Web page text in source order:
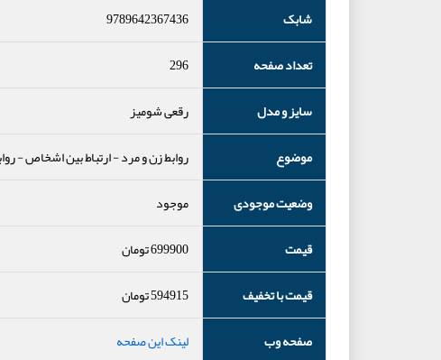
شابک
9789642367436
تعداد صفحه
296
سایز و مدل
رقعی شومیز
موضوع
روابط زن و مرد-ارتباط بین اشخاص-
وضعیت موجودی
موجود
قیمت
699900تومان
قیمت با تخفیف
594915تومان
صفحه وب
لینک این صفحه